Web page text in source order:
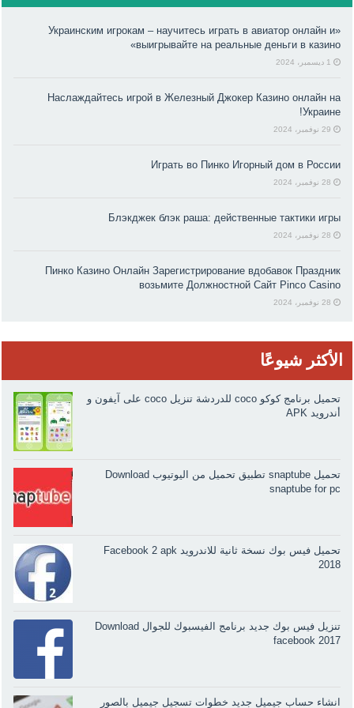
«Украинским игрокам – научитесь играть в авиатор онлайн и
выигрывайте на реальные деньги в казино»
1 ديسمبر، 2024
Наслаждайтесь игрой в Железный Джокер Казино онлайн на
Украине!
29 نوفمبر، 2024
Играть во Пинко Игорный дом в России
28 نوفمبر، 2024
Блэкджек блэк раша: действенные тактики игры
28 نوفمبر، 2024
Пинко Казино Онлайн Зарегистрирование вдобавок Праздник
возьмите Должностной Сайт Pinco Casino
28 نوفمبر، 2024
الأكثر شيوعًا
تحميل برنامج كوكو coco للدردشة تنزيل coco على آيفون و
أندرويد APK
تحميل snaptube تطبيق تحميل من اليوتيوب Download
snaptube for pc
تحميل فيس بوك نسخة ثانية للاندرويد Facebook 2 apk
2018
تنزيل فيس بوك جديد برنامج الفيسبوك للجوال Download
facebook 2017
انشاء حساب جيميل جديد خطوات تسجيل جيميل بالصور